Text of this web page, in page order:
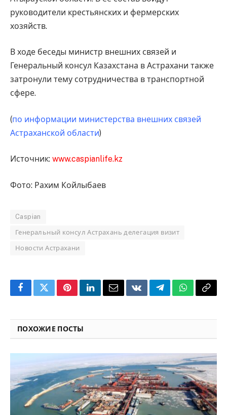
руководители крестьянских и фермерских
хозяйств.
В ходе беседы министр внешних связей и
Генеральный консул Казахстана в Астрахани также
затронули тему сотрудничества в транспортной
сфере.
(по информации министерства внешних связей
Астраханской области)
Источник: www.caspianlife.kz
Фото: Рахим Койлыбаев
Caspian
Генеральный консул Астрахань делегация визит
Новости Астрахани
FacebookTwitterPinterestLinkedInEmailVKontakteTelegramWhatsApp
Copy
ПОХОЖИЕ ПОСТЫ